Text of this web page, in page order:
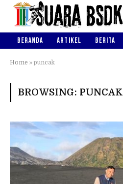
BERANDA ARTIKEL BERITA
Home » puncak
BROWSING: PUNCAK